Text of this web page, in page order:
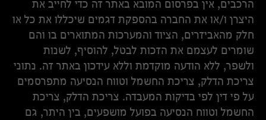
הרכבים, אין בפרסום המובא באתר זה כדי לחייב את
היצרן ו/או את החברה בהספקת דגמים שיכללו את כל או
חלק מהאביזרים, הציוד והמערכות המתוארים בו והם
שומרים לעצמם את הזכות לבטל, להוסיף, לשנות
ולשפר, ללא הודעה מוקדמת וללא עידכון באתר זה. נתוני
צריכת הדלק, צריכת החשמל וטווח הנסיעה מתפרסמים
על פי דין לפי בדיקות המעבדה. צריכת הדלק, צריכת
החשמל וטווח הנסיעה בפועל מושפעים, בין היתר, גם